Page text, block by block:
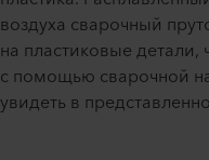
воздуха сварочный
на пластиковые детали,
с помощью сварочной
увидеть в